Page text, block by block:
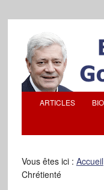
ARTICLES
Vous êtes ici : Accueil
Chrétienté